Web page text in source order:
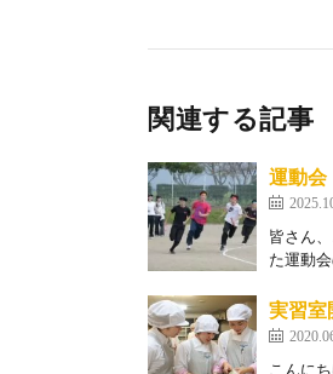
関連する記事
運動
皆さん
た運動
実習室
こんに